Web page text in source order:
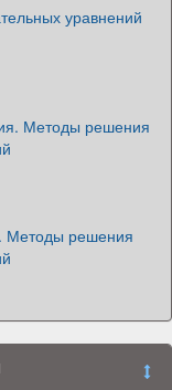
уравнений
Методы решения
Методы решения